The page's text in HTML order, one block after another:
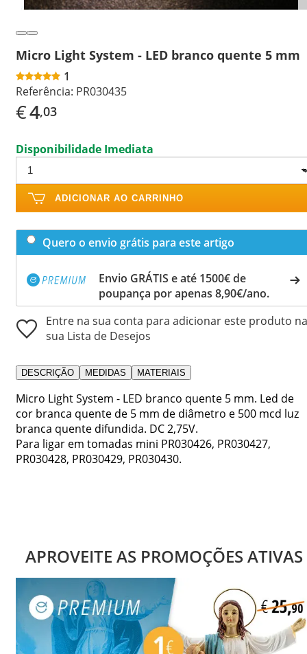
Micro Light System - LED branco quente 5 mm
1
Referência: PR030435
€4,03
Disponibilidade Imediata
ADICIONAR AO CARRINHO
Quero o envio grátis para este artigo
Envio GRÁTIS e até 1500€ de
poupança por apenas 8,90€/ano.
Entre na sua conta para adicionar este produto na
sua Lista de Desejos
DESCRIÇÃO MEDIDAS MATERIAIS
Micro Light System - LED branco quente 5 mm. Led de
cor branca quente de 5 mm de diâmetro e 500 mcd luz
branca quente difundida. DC 2,75V.
Para ligar em tomadas mini PR030426, PR030427,
PR030428, PR030429, PR030430.
APROVEITE AS PROMOÇÕES ATIVAS